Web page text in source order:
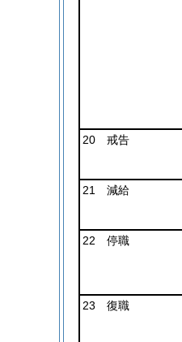
20 戒告
21 減給
22 停職
23 復職